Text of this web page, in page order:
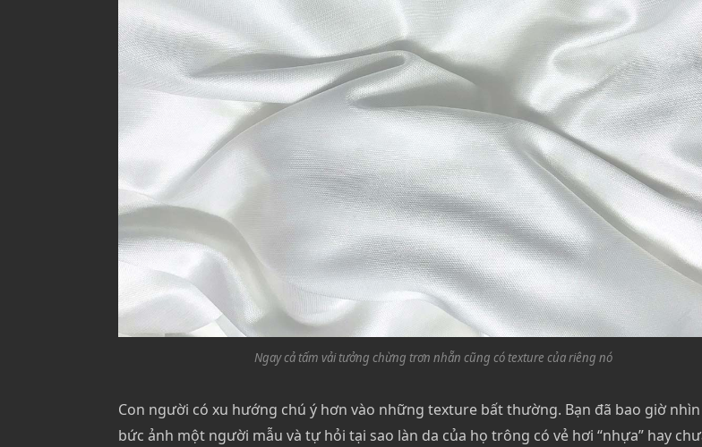
Ngay cả tấm vải tưởng chừng trơn nhẵn cũng có texture của riêng nó
Con người có xu hướng chú ý hơn vào những texture bất thường. Bạn đã bao giờ nhìn
bức ảnh một người mẫu và tự hỏi tại sao làn da của họ trông có vẻ hơi “nhựa” hay